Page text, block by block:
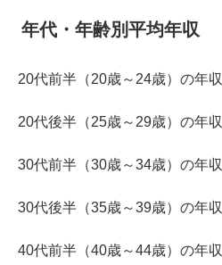
年代・年齢別平均年収
20代前半（20歳～24歳）の年収
20代後半（25歳～29歳）の年収
30代前半（30歳～34歳）の年収
30代後半（35歳～39歳）の年収
40代前半（40歳～44歳）の年収